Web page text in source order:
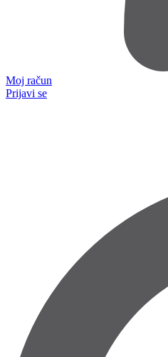
Moj račun
Prijavi se